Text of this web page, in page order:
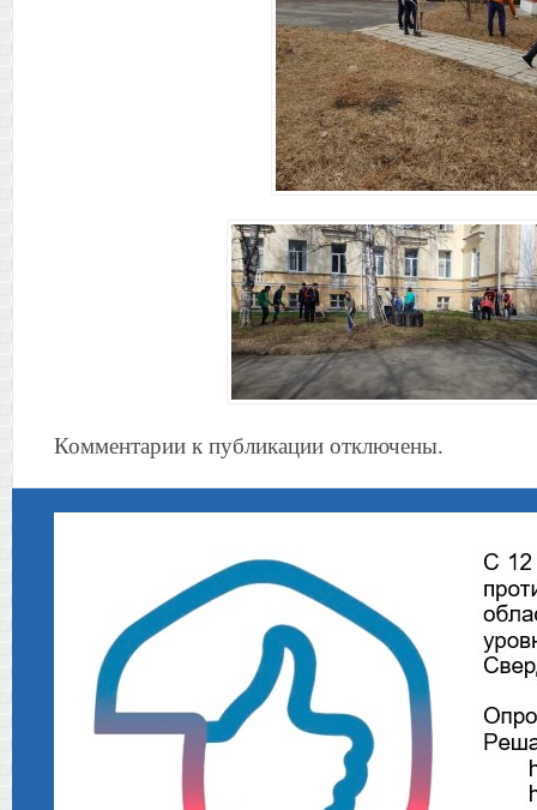
Комментарии к публикации отключены.